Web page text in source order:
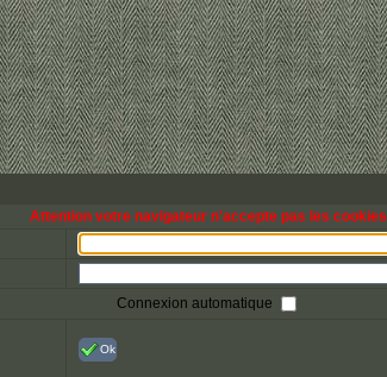
Attention votre navigateur n'accepte pas les cookies
Connexion automatique
Ok